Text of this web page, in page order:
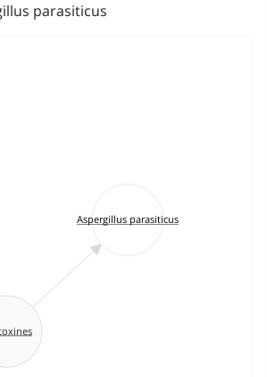
parasiticus
Aspergillus parasiticus